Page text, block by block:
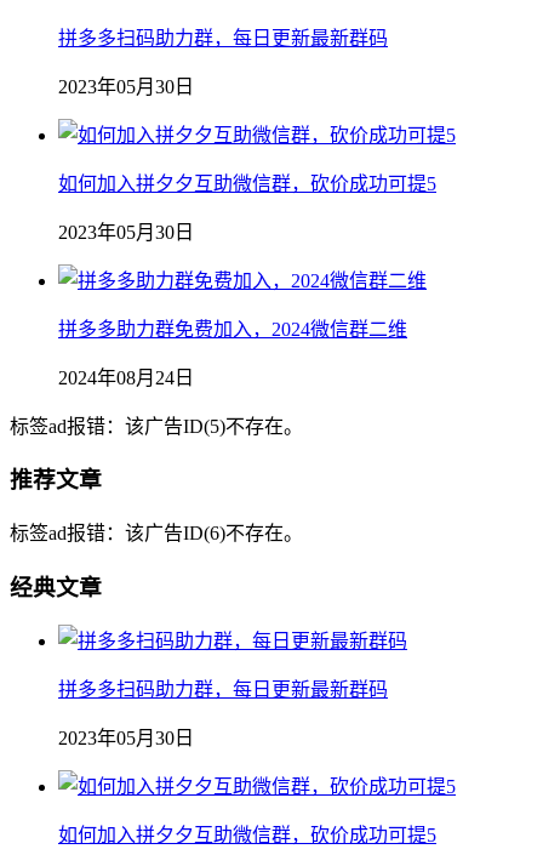
拼多多扫码助力群，每日更新最新群码
2023年05月30日
如何加入拼夕夕互助微信群，砍价成功可提5
2023年05月30日
拼多多助力群免费加入，2024微信群二维
2024年08月24日
标签ad报错：该广告ID(5)不存在。
推荐文章
标签ad报错：该广告ID(6)不存在。
经典文章
拼多多扫码助力群，每日更新最新群码
2023年05月30日
如何加入拼夕夕互助微信群，砍价成功可提5